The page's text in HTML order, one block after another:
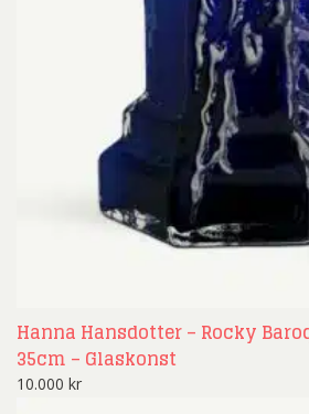
Hanna Hansdotter – Rocky
35cm – Glaskonst
10.000 kr